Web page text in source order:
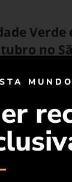
Verde
no